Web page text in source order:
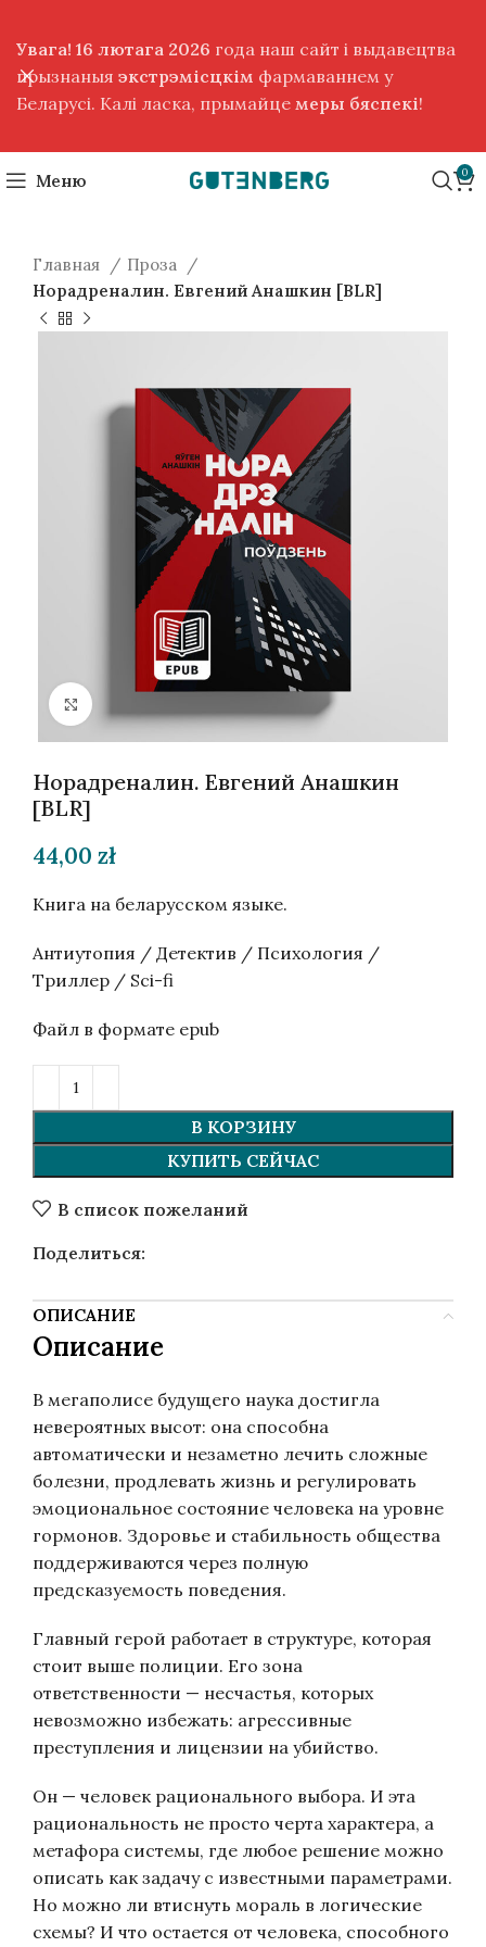
Меню 0
Главная
Проза
Норадреналин. Евгений Анашкин [BLR]
Норадреналин. Евгений Анашкин
[BLR]
44,00 zł
Книга на беларусском языке.
Антиутопия / Детектив / Психология /
Триллер / Sci-fi
Файл в формате epub
В КОРЗИНУ
КУПИТЬ СЕЙЧАС
В список пожеланий
Поделиться:
ОПИСАНИЕ
Описание
В мегаполисе будущего наука достигла
невероятных высот: она способна
автоматически и незаметно лечить сложные
болезни, продлевать жизнь и регулировать
эмоциональное состояние человека на уровне
гормонов. Здоровье и стабильность общества
поддерживаются через полную
предсказуемость поведения.
Главный герой работает в структуре, которая
стоит выше полиции. Его зона
ответственности — несчастья, которых
невозможно избежать: агрессивные
преступления и лицензии на убийство.
Он — человек рационального выбора. И эта
рациональность не просто черта характера, а
метафора системы, где любое решение можно
описать как задачу с известными параметрами.
Но можно ли втиснуть мораль в логические
схемы? И что остается от человека, способного
Увага! 16 лютага 2026 года наш сайт і выдавецтва
прызнаныя экстрэмісцкім фармаваннем у
Беларусі. Калі ласка, прымайце меры бяспекі!